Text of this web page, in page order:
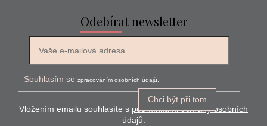
Odebírat newsletter
Souhlasím se zpracováním osobních údajů.
Chci být při tom
Vložením emailu souhlasíte s podmínkami ochrany osobních
údajů.